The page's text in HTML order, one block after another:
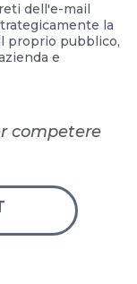
dell'e-mail
la
proprio pubblico,
e
competere